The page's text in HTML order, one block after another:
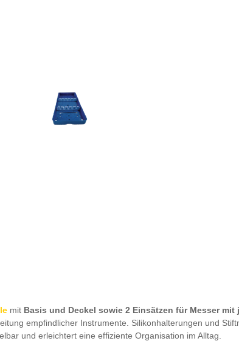
mit Basis und Deckel sowie 2 Einsätzen für Messer mit
empfindlicher Instrumente. Silikonhalterungen und
und erleichtert eine effiziente Organisation im Alltag.